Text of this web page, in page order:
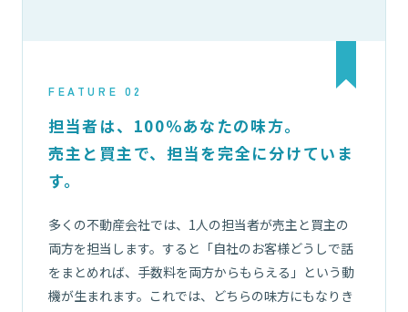
FEATURE 02
担当者は、100％あなたの味方。
売主と買主で、担当を完全に分けていま
す。
多くの不動産会社では、1人の担当者が売主と買主の
両方を担当します。すると「自社のお客様どうしで話
をまとめれば、手数料を両方からもらえる」という動
機が生まれます。これでは、どちらの味方にもなりき